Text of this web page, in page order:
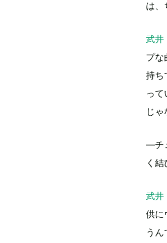
は、
武井
プな
持ち
って
じ
―チ
く
武井
供に
う